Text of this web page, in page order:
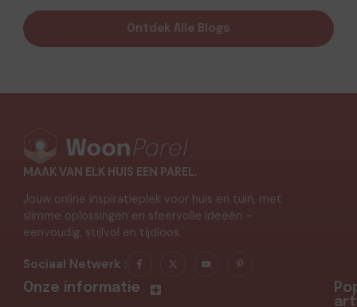
Ontdek Alle Blogs
MAAK VAN ELK HUIS EEN PAREL.
Jouw online inspiratieplek voor huis en tuin, met
slimme oplossingen en sfeervolle ideeën –
eenvoudig, stijlvol en tijdloos.
Sociaal Netwerk :
Onze informatie